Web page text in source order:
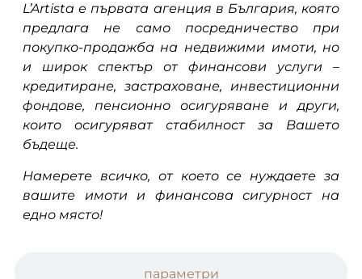
параметри
L’Artista е първата агенция в България, която
предлага не само посредничество при
покупко-продажба на недвижими имоти, но
и широк спектър от финансови услуги –
кредитиране, застраховане, инвестиционни
фондове, пенсионно осигуряване и други,
които осигуряват стабилност за Вашето
бъдеще.
Намерете всичко, от което се нуждаете за
вашите имоти и финансова сигурност на
едно място!